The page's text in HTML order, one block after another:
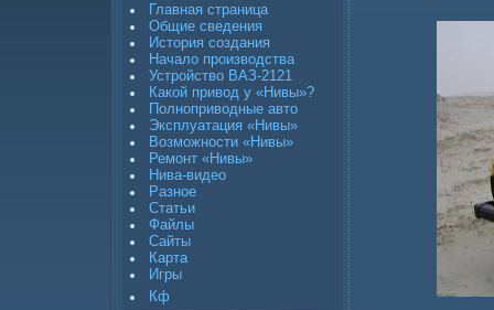
Главная страница
Общие сведения
История создания
Начало производства
Устройство ВАЗ-2121
Какой привод у «Нивы»?
Полноприводные авто
Эксплуатация «Нивы»
Возможности «Нивы»
Ремонт «Нивы»
Нива-видео
Разное
Статьи
Файлы
Сайты
Карта
Игры
Кф